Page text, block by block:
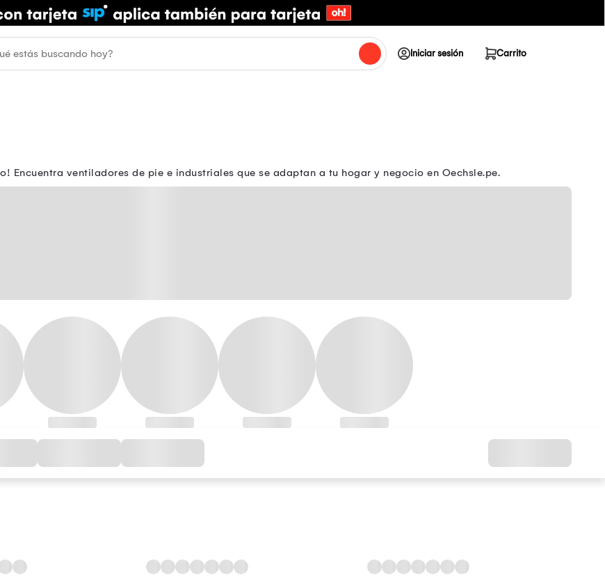
Iniciar sesión Carrito
Encuentra ventiladores de pie e industriales que se adaptan a tu hogar y negocio en Oechsle.pe.